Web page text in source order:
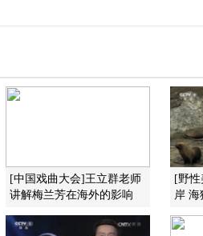
《文
《文
[中国戏曲大会]王立群老师
讲解梅兰芳在海外的影响
[野
岸 海